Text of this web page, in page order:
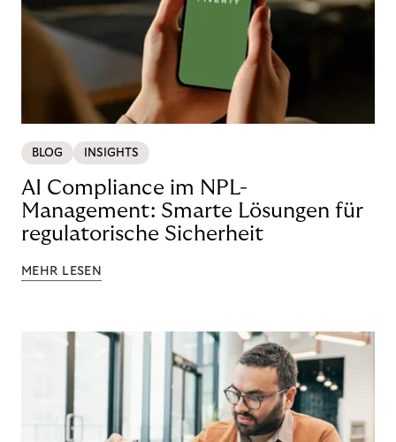
BLOG INSIGHTS
AI Compliance im NPL-
Management: Smarte Lösungen für
regulatorische Sicherheit
MEHR LESEN